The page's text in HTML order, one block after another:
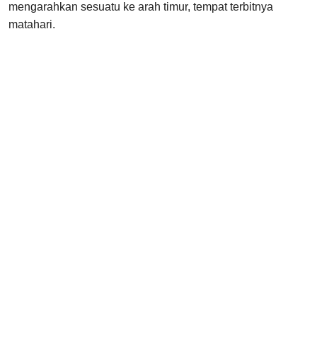
mengarahkan sesuatu ke arah timur, tempat terbitnya
matahari.